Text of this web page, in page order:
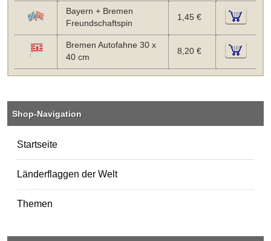
Bayern + Bremen
Freundschaftspin
1,45 €
Bremen Autofahne 30 x
40 cm
8,20 €
Shop-Navigation
Startseite
Länderflaggen der Welt
Themen